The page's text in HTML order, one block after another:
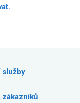
služby